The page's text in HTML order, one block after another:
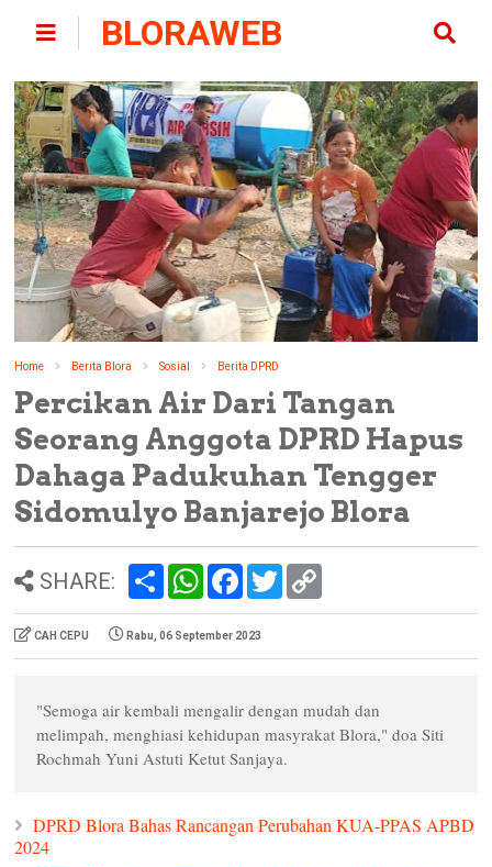
BLORAWEB
Home Berita Blora Sosial Berita DPRD
Percikan Air Dari Tangan
Seorang Anggota DPRD Hapus
Dahaga Padukuhan Tengger
Sidomulyo Banjarejo Blora
SHARE:
e
W
s
A
b
o
w
e
i
CAH CEPU Rabu, 06 September 2023
"Semoga air kembali mengalir dengan mudah dan
melimpah, menghiasi kehidupan masyrakat Blora," doa Siti
Rochmah Yuni Astuti Ketut Sanjaya.
DPRD Blora Bahas Rancangan Perubahan KUA-PPAS APBD
2024